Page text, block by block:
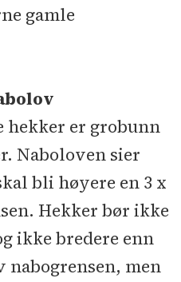
gamle
hekker er grobunn
Naboloven sier
bli høyere en 3 x
Hekker bør ikke
ikke bredere enn
nabogrensen, men